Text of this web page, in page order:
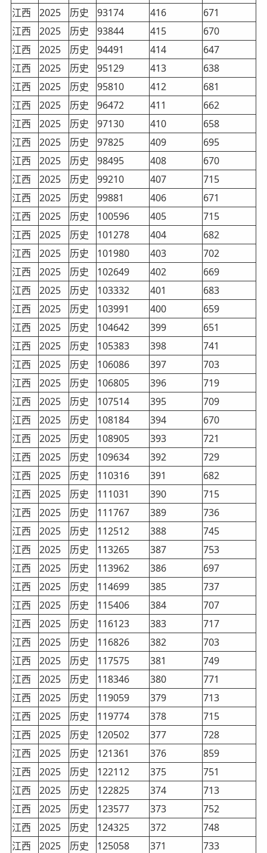
江西
2025 历史 93174 416
671
江西
2025 历史 93844 415
670
江西
2025 历史 94491 414
647
江西
2025 历史 95129 413
638
江西
2025 历史 95810 412
681
江西
2025 历史 96472 411
662
江西
2025 历史 97130 410
658
江西
2025 历史 97825 409
695
江西
2025 历史 98495 408
670
江西
2025 历史 99210 407
715
江西
2025 历史 99881 406
671
江西
2025 历史 100596 405
715
江西
2025 历史 101278 404
682
江西
2025 历史 101980 403
702
江西
2025 历史 102649 402
669
江西
2025 历史 103332 401
683
江西
2025 历史 103991 400
659
江西
2025 历史 104642 399
651
江西
2025 历史 105383 398
741
江西
2025 历史 106086 397
703
江西
2025 历史 106805 396
719
江西
2025 历史 107514 395
709
江西
2025 历史 108184 394
670
江西
2025 历史 108905 393
721
江西
2025 历史 109634 392
729
江西
2025 历史 110316 391
682
江西
2025 历史 111031 390
715
江西
2025 历史 111767 389
736
江西
2025 历史 112512 388
745
江西
2025 历史 113265 387
753
江西
2025 历史 113962 386
697
江西
2025 历史 114699 385
737
江西
2025 历史 115406 384
707
江西
2025 历史 116123 383
717
江西
2025 历史 116826 382
703
江西
2025 历史 117575 381
749
江西
2025 历史 118346 380
771
江西
2025 历史 119059 379
713
江西
2025 历史 119774 378
715
江西
2025 历史 120502 377
728
江西
2025 历史 121361 376
859
江西
2025 历史 122112 375
751
江西
2025 历史 122825 374
713
江西
2025 历史 123577 373
752
江西
2025 历史 124325 372
748
江西
2025 历史 125058 371
733